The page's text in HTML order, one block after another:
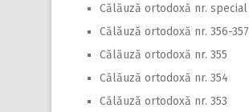
Călăuză ortodoxă nr. special
Călăuză ortodoxă nr. 356-357
Călăuză ortodoxă nr. 355
Călăuză ortodoxă nr. 354
Călăuză ortodoxă nr. 353